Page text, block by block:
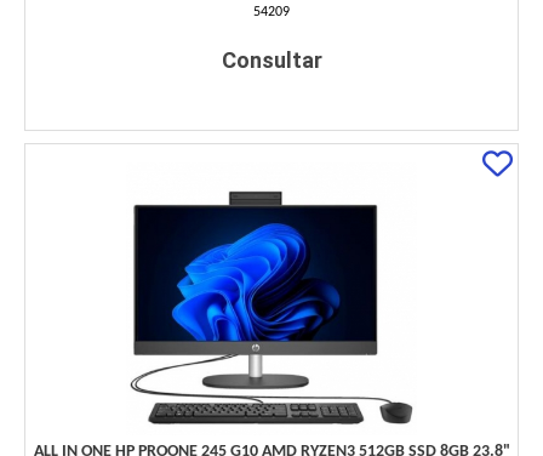
54209
Consultar
ALL IN ONE HP PROONE 245 G10 AMD RYZEN3 512GB SSD 8GB 23.8"